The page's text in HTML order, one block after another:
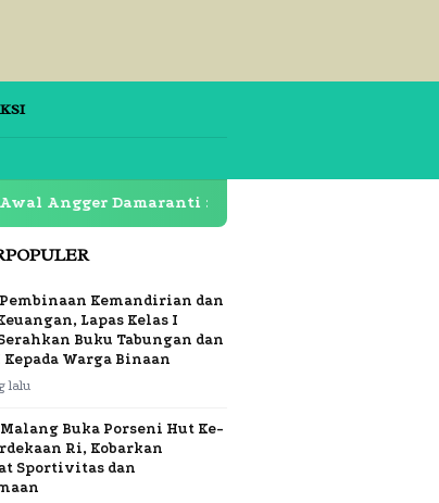
Damaranti : Dari Kampus UNESA ke Dunia Makeup
Kemandirian dan
Lapas Kelas I
Buku Tabungan dan
Kepada Warga Binaan
lalu
Buka Porseni Hut Ke-
Ri, Kobarkan
Sportivitas dan